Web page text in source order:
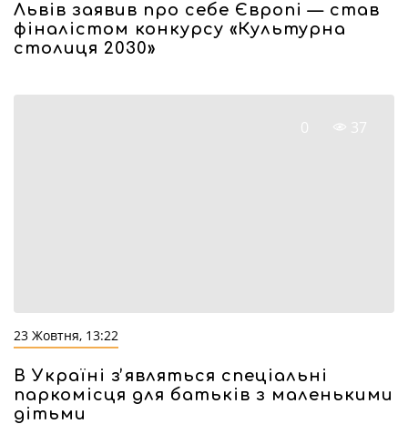
Львів заявив про себе Європі — став
фіналістом конкурсу «Культурна
столиця 2030»
0 37
23 Жовтня, 13:22
В Україні зʼявляться спеціальні
паркомісця для батьків з маленькими
дітьми